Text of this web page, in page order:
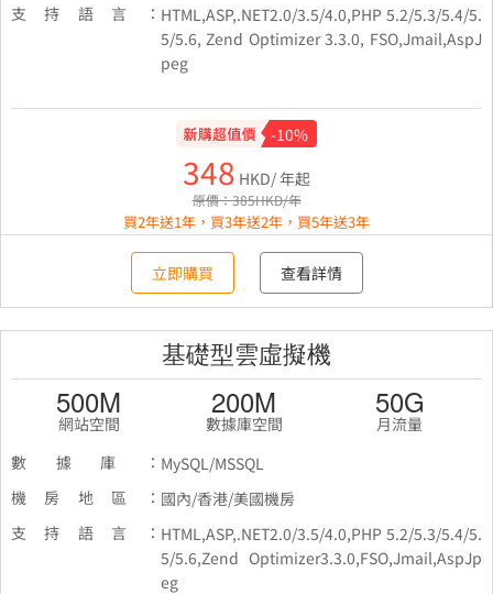
支持語言： HTML,ASP,.NET2.0/3.5/4.0,PHP 5.2/5.3/5.4/5.
5/5.6, Zend Optimizer 3.3.0, FSO,Jmail,AspJ
peg
-10%
348 HKD/ 年起
原價：385HKD/年
買2年送1年，買3年送2年，買5年送3年
立即購買 查看詳情
基礎型雲虛擬機
500M
網站空間
200M
數據庫空間
50G
月流量
數據庫： MySQL/MSSQL
機房地區： 國內/香港/美國機房
支持語言： HTML,ASP,.NET2.0/3.5/4.0,PHP 5.2/5.3/5.4/5.
5/5.6,Zend Optimizer3.3.0,FSO,Jmail,AspJp
eg